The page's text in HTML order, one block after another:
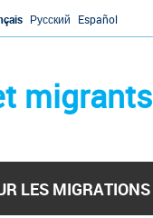
Русский Español
migrants
LES MIGRATIONS